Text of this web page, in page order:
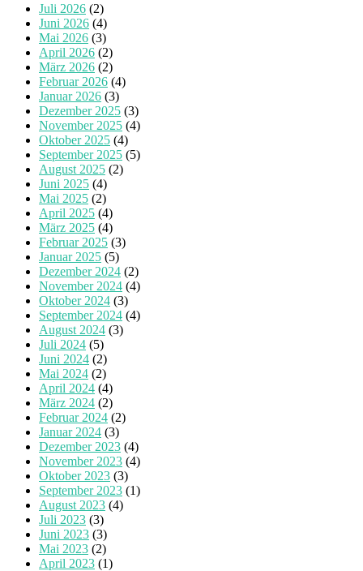
Juli 2026 (2)
Juni 2026 (4)
Mai 2026 (3)
April 2026 (2)
März 2026 (2)
Februar 2026 (4)
Januar 2026 (3)
Dezember 2025 (3)
November 2025 (4)
Oktober 2025 (4)
September 2025 (5)
August 2025 (2)
Juni 2025 (4)
Mai 2025 (2)
April 2025 (4)
März 2025 (4)
Februar 2025 (3)
Januar 2025 (5)
Dezember 2024 (2)
November 2024 (4)
Oktober 2024 (3)
September 2024 (4)
August 2024 (3)
Juli 2024 (5)
Juni 2024 (2)
Mai 2024 (2)
April 2024 (4)
März 2024 (2)
Februar 2024 (2)
Januar 2024 (3)
Dezember 2023 (4)
November 2023 (4)
Oktober 2023 (3)
September 2023 (1)
August 2023 (4)
Juli 2023 (3)
Juni 2023 (3)
Mai 2023 (2)
April 2023 (1)